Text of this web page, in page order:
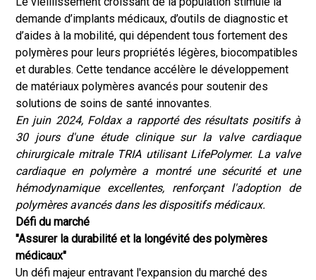
demande d’implants médicaux, d’outils de diagnostic et
d’aides à la mobilité, qui dépendent tous fortement des
polymères pour leurs propriétés légères, biocompatibles
et durables. Cette tendance accélère le développement
de matériaux polymères avancés pour soutenir des
solutions de soins de santé innovantes.
En juin 2024, Foldax a rapporté des résultats positifs à
30 jours d'une étude clinique sur la valve cardiaque
chirurgicale mitrale TRIA utilisant LifePolymer. La valve
cardiaque en polymère a montré une sécurité et une
hémodynamique excellentes, renforçant l'adoption de
polymères avancés dans les dispositifs médicaux.
Défi du marché
"Assurer la durabilité et la longévité des polymères
médicaux"
Un défi majeur entravant l'expansion du marché des